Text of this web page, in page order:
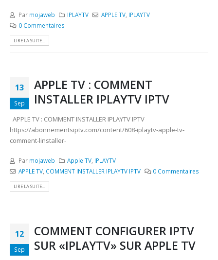
Par mojaweb IPLAYTV APPLE TV IPLAYTV
0 Commentaires
LIRE LA SUITE...
13
Sep
APPLE TV : COMMENT
INSTALLER IPLAYTV IPTV
APPLE TV : COMMENT INSTALLER IPLAYTV IPTV
https://abonnementsiptv.com/content/608-iplaytv-apple-tv-
comment-linstaller-
Par mojaweb Apple TV IPLAYTV
APPLE TV, COMMENT INSTALLER IPLAYTV IPTV 0 Commentaires
LIRE LA SUITE...
12
Sep
COMMENT CONFIGURER IPTV
SUR «IPLAYTV» SUR APPLE TV